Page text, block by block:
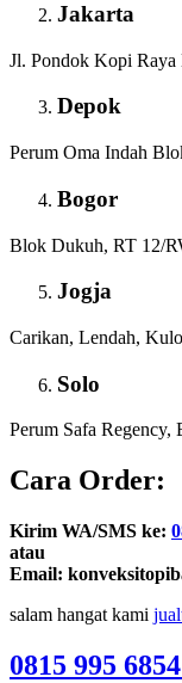
Jakarta
Jl. Pondok Kopi Raya
Depok
Perum Oma Indah
Bogor
Blok Dukuh, RT 12/
Jogja
Carikan, Lendah,
Solo
Perum Safa
Cara Order:
Kirim WA/SMS ke:
atau
Email:
salam hangat kami
0815 995